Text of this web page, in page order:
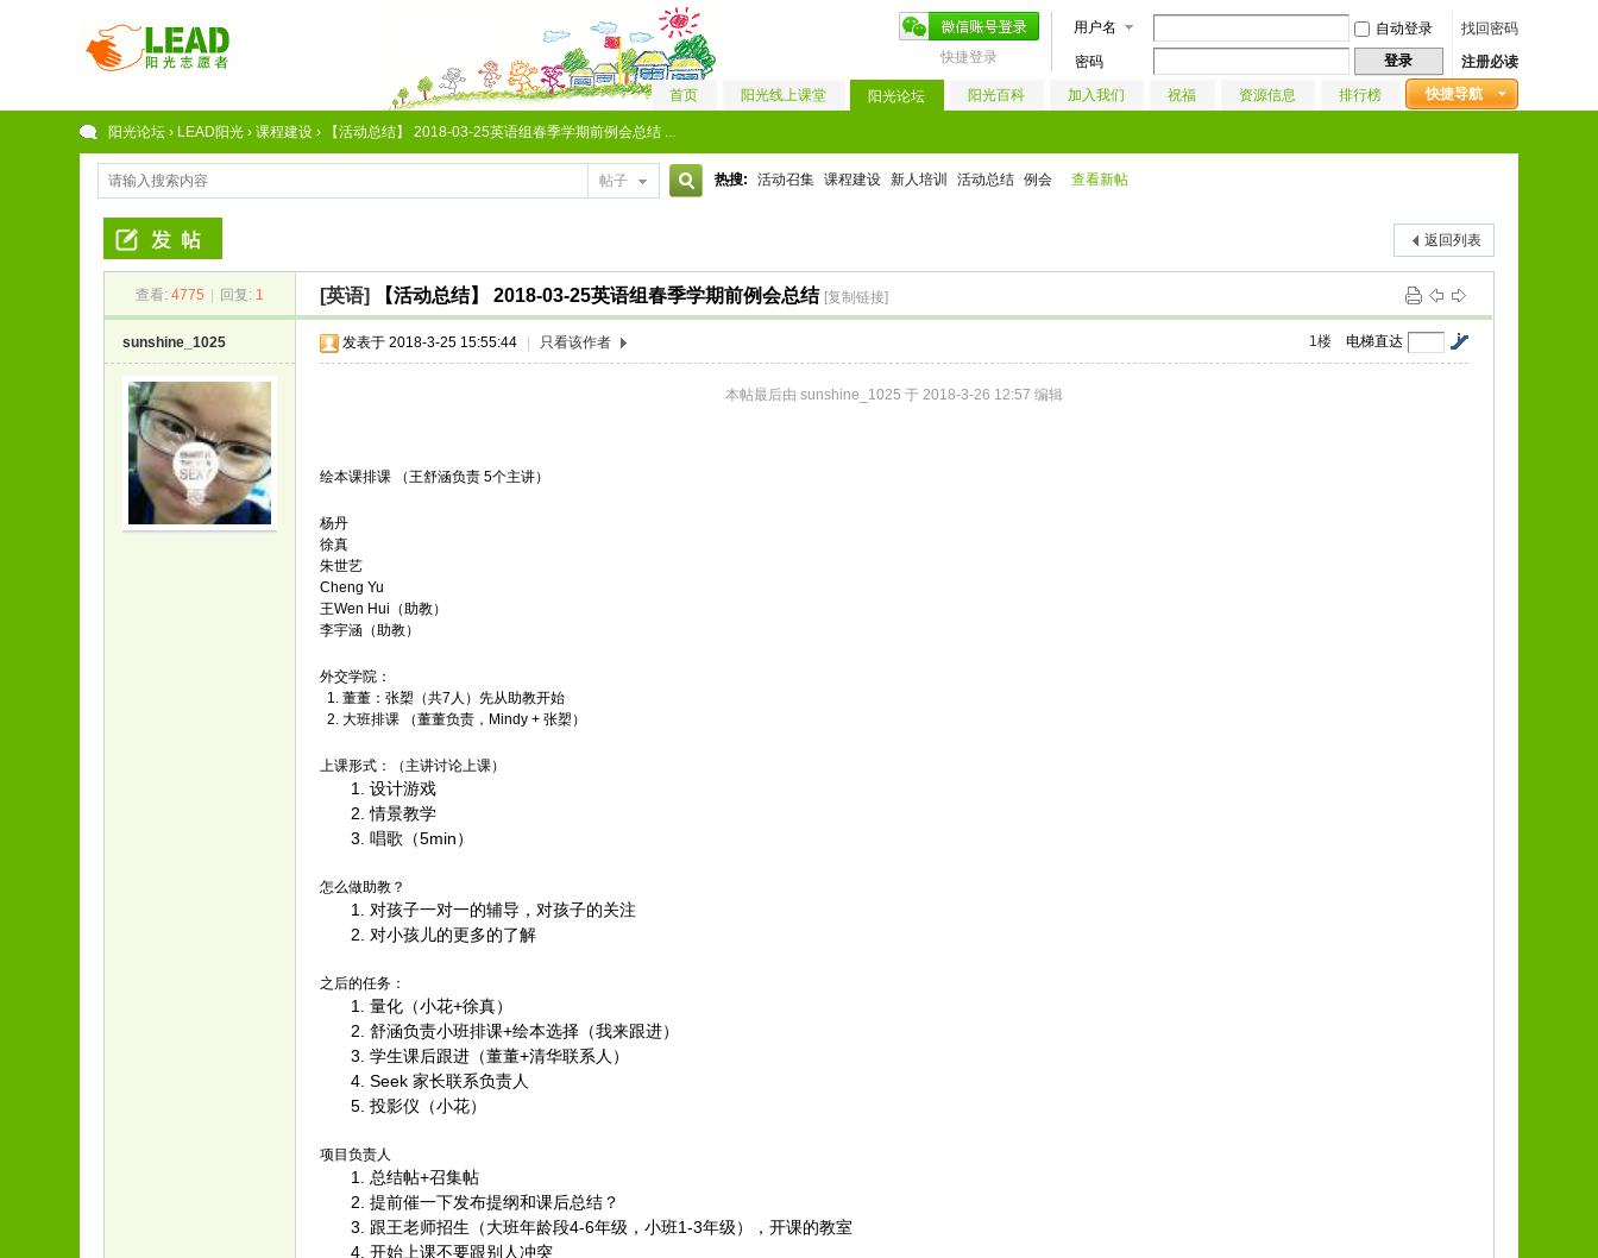
用户名 自动登录
找回密码
密码
登录 注册必读
快捷登录
快捷导航
首页 阳光线上课堂 阳光论坛 阳光百科 加入我们 祝福 资源信息 排行榜
阳光论坛 › LEAD阳光 › 课程建设 › 【活动总结】 2018-03-25英语组春季学期前例会总结 ...
帖子
索
热搜: 活动召集 课程建设 新人培训 活动总结 例会 查看新帖
返回列表
查看: 4775 回复: 1 [英语] 【活动总结】 2018-03-25英语组春季学期前例会总结 [复制链接]
sunshine_1025 电梯直达
1楼
发表于 2018-3-25 15:55:44 只看该作者
本帖最后由 sunshine_1025 于 2018-3-26 12:57 编辑
绘本课排课 （王舒涵负责 5个主讲）
杨丹
徐真
朱世艺
Cheng Yu
王Wen Hui（助教）
李宇涵（助教）
外交学院：
1. 董董：张槊（共7人）先从助教开始
2. 大班排课 （董董负责，Mindy + 张槊）
上课形式：（主讲讨论上课）
设计游戏
情景教学
唱歌（5min）
怎么做助教？
对孩子一对一的辅导，对孩子的关注
对小孩儿的更多的了解
之后的任务：
量化（小花+徐真）
舒涵负责小班排课+绘本选择（我来跟进）
学生课后跟进（董董+清华联系人）
Seek 家长联系负责人
投影仪（小花）
项目负责人
总结帖+召集帖
提前催一下发布提纲和课后总结？
跟王老师招生（大班年龄段4-6年级，小班1-3年级），开课的教室
开始上课不要跟别人冲突